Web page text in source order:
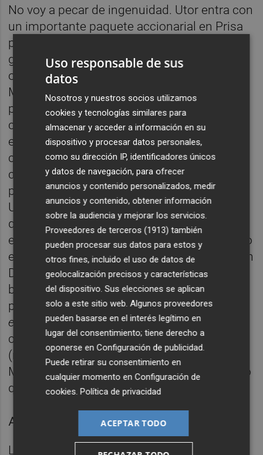
No voy a pecar de ingenuidad. Utor entra con
un importante paquete accionarial en Prisa
porque querrá también contraprestaciones
ganando influencia en los vericuetos de la
opinión pública. Legítimo en cualquier caso.
Más preocupante es que los fondos buitre
penetren en casi todo: desde medios hasta
compras masivas de vivienda con fines
especulativos. O quePutin se nos meta en
casa a través de unholdinghúngaro para la
compra de Talgo. Nuestro protagonista es
presidente del consejo social de la
Universidad de Alicante y ha mediado para
que los estudios de gastronomía entren en
el ámbito académico. Ahora anda empeñado
en que se cree una extensión universitaria en
Dénia; siempre con un sueño debajo del
brazo. Intuyo que el dueño de Balèaria
provoca envidia cochina en parte del
establishmentempresarial: unrojoen la
cumbre del éxito. Se puede ser rico
(riquísimo en este caso) y de izquierdas. Sí.
Más democracia y menos demagogias: es lo
que necesitamos.
Alvise Pérez. Foto: EFE
La moraleja a la que voy: si hubiera más
Uso responsable de sus
datos
Nosotros y nuestros socios utilizamos
cookies y tecnologías similares para
almacenar y acceder a información en su
dispositivo y procesar datos personales,
como su dirección IP, identificadores únicos
y datos de navegación, para ofrecer
anuncios y contenido personalizados, medir
anuncios y contenido, obtener información
sobre la audiencia y mejorar los servicios.
Proveedores de terceros (1913) también
pueden procesar sus datos para estos y
otros fines, incluido el uso de datos de
geolocalización precisos y características
del dispositivo. Sus elecciones se aplican
solo a este sitio web. Algunos proveedores
pueden basarse en el interés legítimo en
lugar del consentimiento; tiene derecho a
oponerse enConfiguración de publicidad.
Puede retirar su consentimiento en
cualquier momento enConfiguración de
cookies.Política de privacidad
ACEPTAR TODO